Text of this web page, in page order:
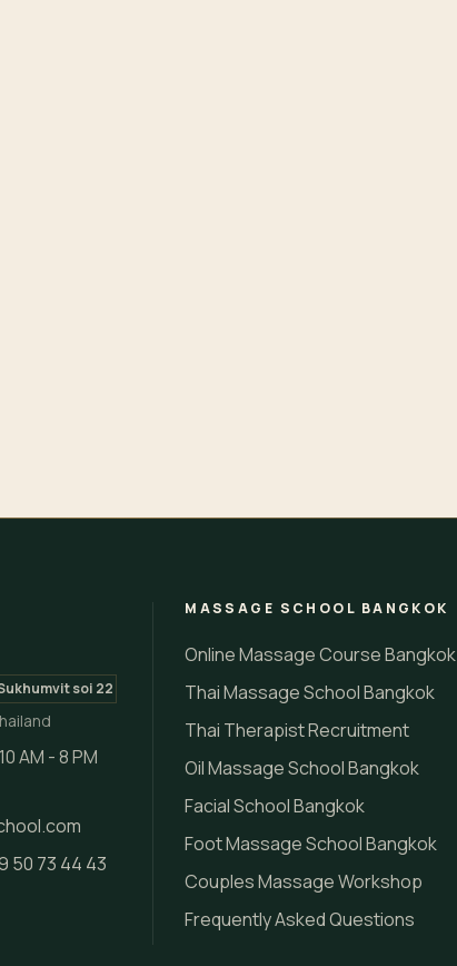
soi 22
AM - 8 PM
50 73 44 43
MASSAGE SCHOOL BANGKOK
Online Massage Course Bangkok
Thai Massage School Bangkok
Thai Therapist Recruitment
Oil Massage School Bangkok
Facial School Bangkok
Foot Massage School Bangkok
Couples Massage Workshop
Frequently Asked Questions